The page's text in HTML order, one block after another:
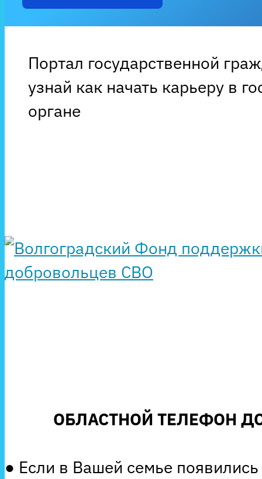
Портал государственной
узнай как начать карьеру в
органе
ОБЛАСТНОЙ ТЕЛЕФОН
● Если в Вашей семье